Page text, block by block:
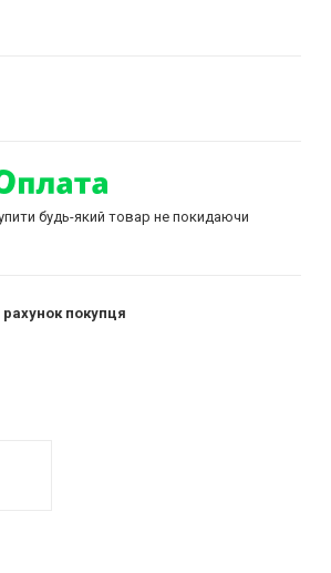
будь-який товар не покидаючи
рахунок покупця